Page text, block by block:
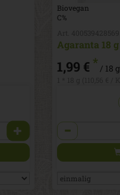
Biovegan
C%
Agaranta 18 g
1,99 € * / 18 g
Anzahl